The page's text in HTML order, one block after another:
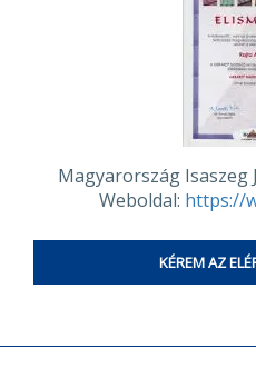
Magyarország Isaszeg
Weboldal: https://
KÉREM AZ